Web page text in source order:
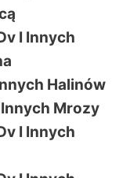
I Innych
Halinów
Mrozy
I Innych